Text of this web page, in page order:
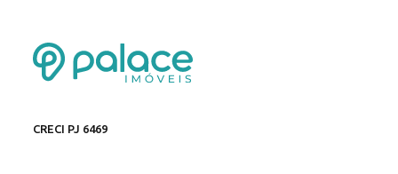
CRECI PJ 6469